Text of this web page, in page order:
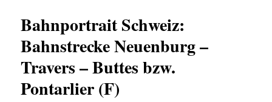
Bahnportrait Schweiz:
Bahnstrecke Neuenburg –
Travers – Buttes bzw.
Pontarlier (F)